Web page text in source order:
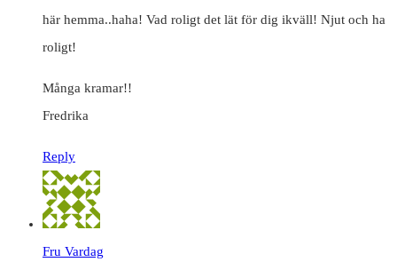
här hemma..haha! Vad roligt det lät för dig ikväll! Njut och ha
roligt!
Många kramar!!
Fredrika
Reply
Fru Vardag